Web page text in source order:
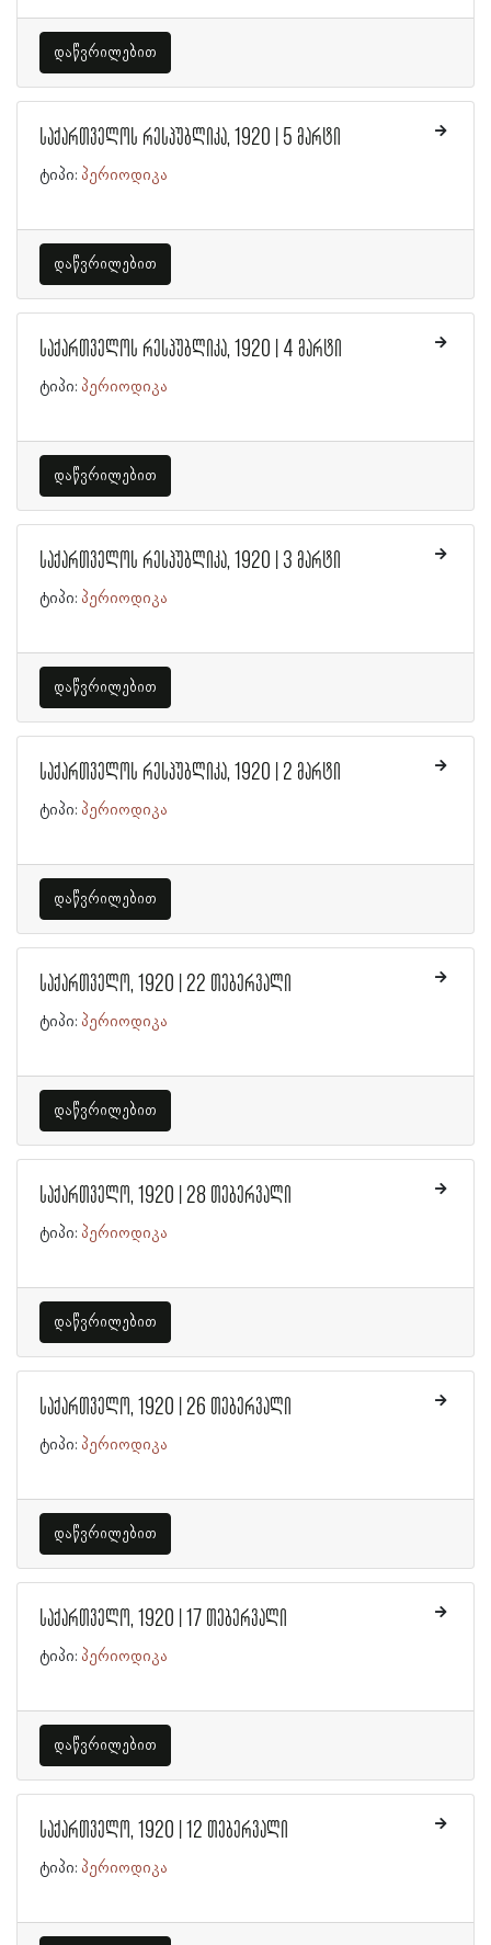
დაწვრილებით
საქართველოს რესპუბლიკა, 1920 | 5 მარტი
ტიპი: პერიოდიკა
დაწვრილებით
საქართველოს რესპუბლიკა, 1920 | 4 მარტი
ტიპი: პერიოდიკა
დაწვრილებით
საქართველოს რესპუბლიკა, 1920 | 3 მარტი
ტიპი: პერიოდიკა
დაწვრილებით
საქართველოს რესპუბლიკა, 1920 | 2 მარტი
ტიპი: პერიოდიკა
დაწვრილებით
საქართველო, 1920 | 22 თებერვალი
ტიპი: პერიოდიკა
დაწვრილებით
საქართველო, 1920 | 28 თებერვალი
ტიპი: პერიოდიკა
დაწვრილებით
საქართველო, 1920 | 26 თებერვალი
ტიპი: პერიოდიკა
დაწვრილებით
საქართველო, 1920 | 17 თებერვალი
ტიპი: პერიოდიკა
დაწვრილებით
საქართველო, 1920 | 12 თებერვალი
ტიპი: პერიოდიკა